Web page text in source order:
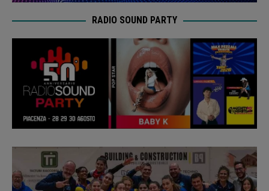
RADIO SOUND PARTY